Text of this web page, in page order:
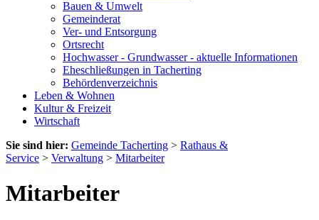
Bauen & Umwelt
Gemeinderat
Ver- und Entsorgung
Ortsrecht
Hochwasser - Grundwasser - aktuelle Informationen
Eheschließungen in Tacherting
Behördenverzeichnis
Leben & Wohnen
Kultur & Freizeit
Wirtschaft
Sie sind hier: Gemeinde Tacherting > Rathaus &
Service > Verwaltung > Mitarbeiter
Mitarbeiter